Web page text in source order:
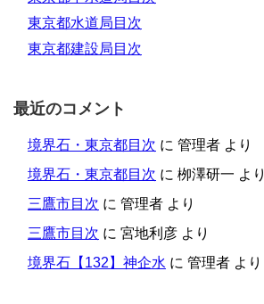
東京都水道局目次
東京都建設局目次
最近のコメント
境界石・東京都目次 に 管理者 より
境界石・東京都目次 に 栁澤研一 より
三鷹市目次 に 管理者 より
三鷹市目次 に 宮地利彦 より
境界石【132】神企水 に 管理者 より